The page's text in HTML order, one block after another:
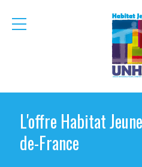
menu
L'offre Habitat
de-France